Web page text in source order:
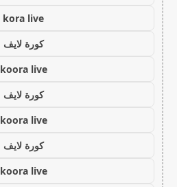
kora live
كورة لايف
koora live
كورة لايف
koora live
كورة لايف
koora live